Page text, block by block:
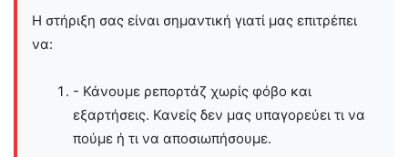
Η στήριξη σας είναι σημαντική γιατί μας επιτρέπει
να:
- Κάνουμε ρεπορτάζ χωρίς φόβο και
εξαρτήσεις. Κανείς δεν μας υπαγορεύει τι να
πούμε ή τι να αποσιωπήσουμε.